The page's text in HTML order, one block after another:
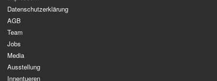
Datenschutzerklärung
AGB
Team
Jobs
Media
Ausstellung
Innentueren